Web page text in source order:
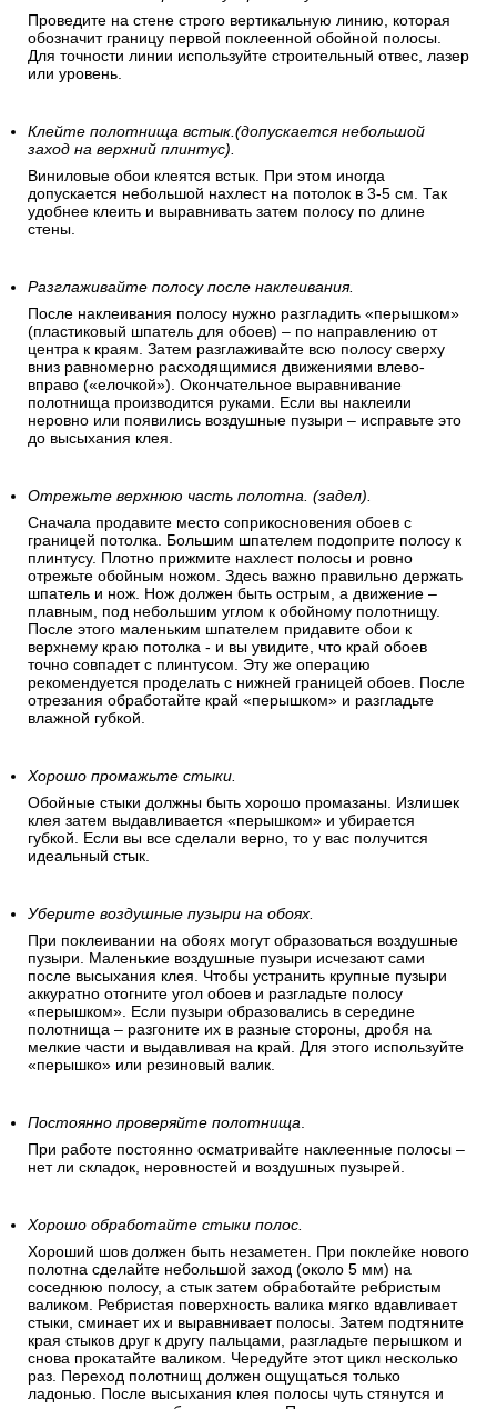
Проведите на стене строго вертикальную линию, которая
обозначит границу первой поклеенной обойной полосы.
Для точности линии используйте строительный отвес, лазер
или уровень.
Клейте полотнища встык.(допускается небольшой
заход на верхний плинтус).
Виниловые обои клеятся встык. При этом иногда
допускается небольшой нахлест на потолок в 3-5 см. Так
удобнее клеить и выравнивать затем полосу по длине
стены.
Разглаживайте полосу после наклеивания.
После наклеивания полосу нужно разгладить «перышком»
(пластиковый шпатель для обоев) – по направлению от
центра к краям. Затем разглаживайте всю полосу сверху
вниз равномерно расходящимися движениями влево-
вправо («елочкой»). Окончательное выравнивание
полотнища производится руками. Если вы наклеили
неровно или появились воздушные пузыри – исправьте это
до высыхания клея.
Отрежьте верхнюю часть полотна. (задел).
Сначала продавите место соприкосновения обоев с
границей потолка. Большим шпателем подоприте полосу к
плинтусу. Плотно прижмите нахлест полосы и ровно
отрежьте обойным ножом. Здесь важно правильно держать
шпатель и нож. Нож должен быть острым, а движение –
плавным, под небольшим углом к обойному полотнищу.
После этого маленьким шпателем придавите обои к
верхнему краю потолка - и вы увидите, что край обоев
точно совпадет с плинтусом. Эту же операцию
рекомендуется проделать с нижней границей обоев. После
отрезания обработайте край «перышком» и разгладьте
влажной губкой.
Хорошо промажьте стыки.
Обойные стыки должны быть хорошо промазаны. Излишек
клея затем выдавливается «перышком» и убирается
губкой. Если вы все сделали верно, то у вас получится
идеальный стык.
Уберите воздушные пузыри на обоях.
При поклеивании на обоях могут образоваться воздушные
пузыри. Маленькие воздушные пузыри исчезают сами
после высыхания клея. Чтобы устранить крупные пузыри
аккуратно отогните угол обоев и разгладьте полосу
«перышком». Если пузыри образовались в середине
полотнища – разгоните их в разные стороны, дробя на
мелкие части и выдавливая на край. Для этого используйте
«перышко» или резиновый валик.
Постоянно проверяйте полотнища.
При работе постоянно осматривайте наклеенные полосы –
нет ли складок, неровностей и воздушных пузырей.
Хорошо обработайте стыки полос.
Хороший шов должен быть незаметен. При поклейке нового
полотна сделайте небольшой заход (около 5 мм) на
соседнюю полосу, а стык затем обработайте ребристым
валиком. Ребристая поверхность валика мягко вдавливает
стыки, сминает их и выравнивает полосы. Затем подтяните
края стыков друг к другу пальцами, разгладьте перышком и
снова прокатайте валиком. Чередуйте этот цикл несколько
раз. Переход полотнищ должен ощущаться только
ладонью. После высыхания клея полосы чуть стянутся и